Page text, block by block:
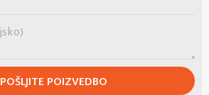
POŠLJITE POIZVEDBO